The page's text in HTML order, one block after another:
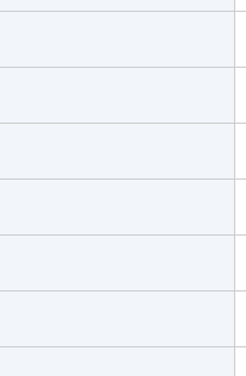
三島 徒歩45分
三島 徒歩45分
三島 徒歩45分